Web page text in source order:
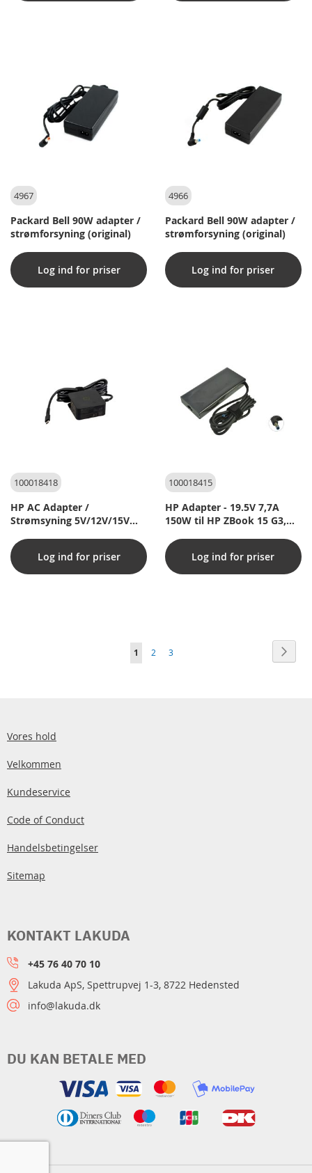
4967
Packard Bell 90W adapter /
strømforsyning (original)
Log ind for priser
4966
Packard Bell 90W adapter /
strømforsyning (original)
Log ind for priser
100018418
HP AC Adapter /
Strømsyning 5V/12V/15V
strømkabel til HP Spectre
12-a004tuLog ind for priser
100018415
HP Adapter - 19.5V 7,7A
150W til HP ZBook 15 G3,
Log ind for priser
Du
1 Side
2 Side
3
Vores hold
Velkommen
Kundeservice
Code of Conduct
Handelsbetingelser
Sitemap
DU KAN BETALE MED
KONTAKT LAKUDA
+45 76 40 70 10
Lakuda ApS, Spettrupvej 1-3, 8722 Hedensted
info@lakuda.dk